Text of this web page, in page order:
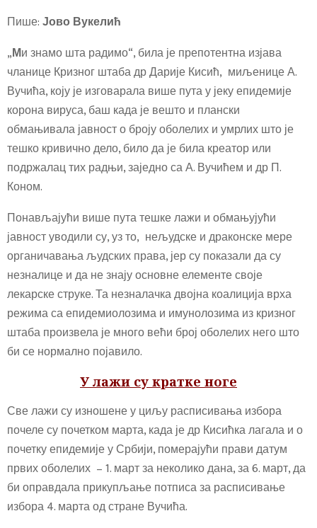
Пише:Јово Вукелић
„Ми знамо шта радимо“, била је препотентна изјава
чланице Кризног штаба др Дарије Кисић, миљенице А.
Вучића, коју је изговарала више пута у јеку епидемије
корона вируса, баш када је вешто и плански
обмањивала јавност о броју оболелих и умрлих што је
тешко кривично дело, било да је била креатор или
подржалац тих радњи, заједно са А. Вучићем и др П.
Коном.
Понављајући више пута тешке лажи и обмањујући
јавност уводили су, уз то, нељудске и драконске мере
органичавања људских права, јер су показали да су
незналице и да не знају основне елементе своје
лекарске струке. Та незналачка двојна коалиција врха
режима са епидемиолозима и имунолозима из кризног
штаба произвела је много већи број оболелих него што
би се нормално појавило.
У лажи су кратке ноге
Све лажи су изношене у циљу расписивања избора
почеле су почетком марта, када је др Кисићка лагала и о
почетку епидемије у Србији, померајући прави датум
првих оболелих – 1. март за неколико дана, за 6. март, да
би оправдала прикупљање потписа за расписивање
избора 4. марта од стране Вучића.